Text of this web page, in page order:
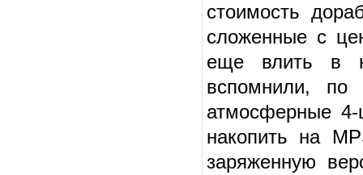
стоимость
сложенные с
еще влить в
вспомнили, по
атмосферные 4-
накопить на
заряженную